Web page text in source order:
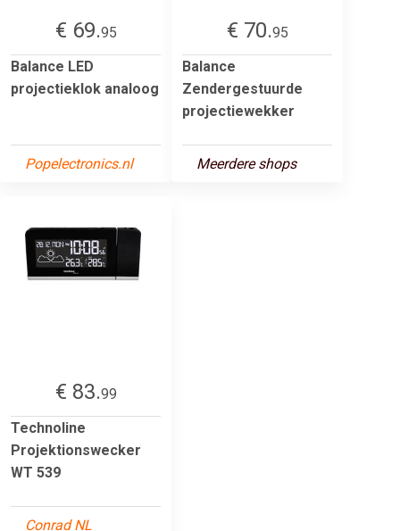
€ 69.95
Balance LED
projectieklok analoog
Popelectronics.nl
€ 70.95
Balance
Zendergestuurde
projectiewekker
Meerdere shops
€ 83.99
Technoline
Projektionswecker
WT 539
Conrad NL